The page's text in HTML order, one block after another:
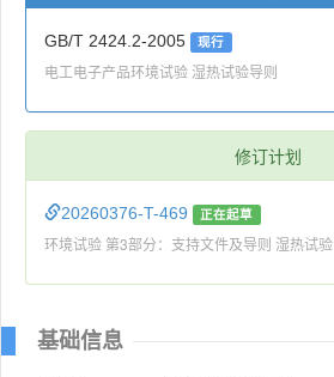
GB/T 2424.2-2005 现行
电工电子产品环境试验 湿热试验导则
修订计划
20260376-T-469 正在起草
环境试验 第3部分：支持文件及导则 湿热试验
基础信息